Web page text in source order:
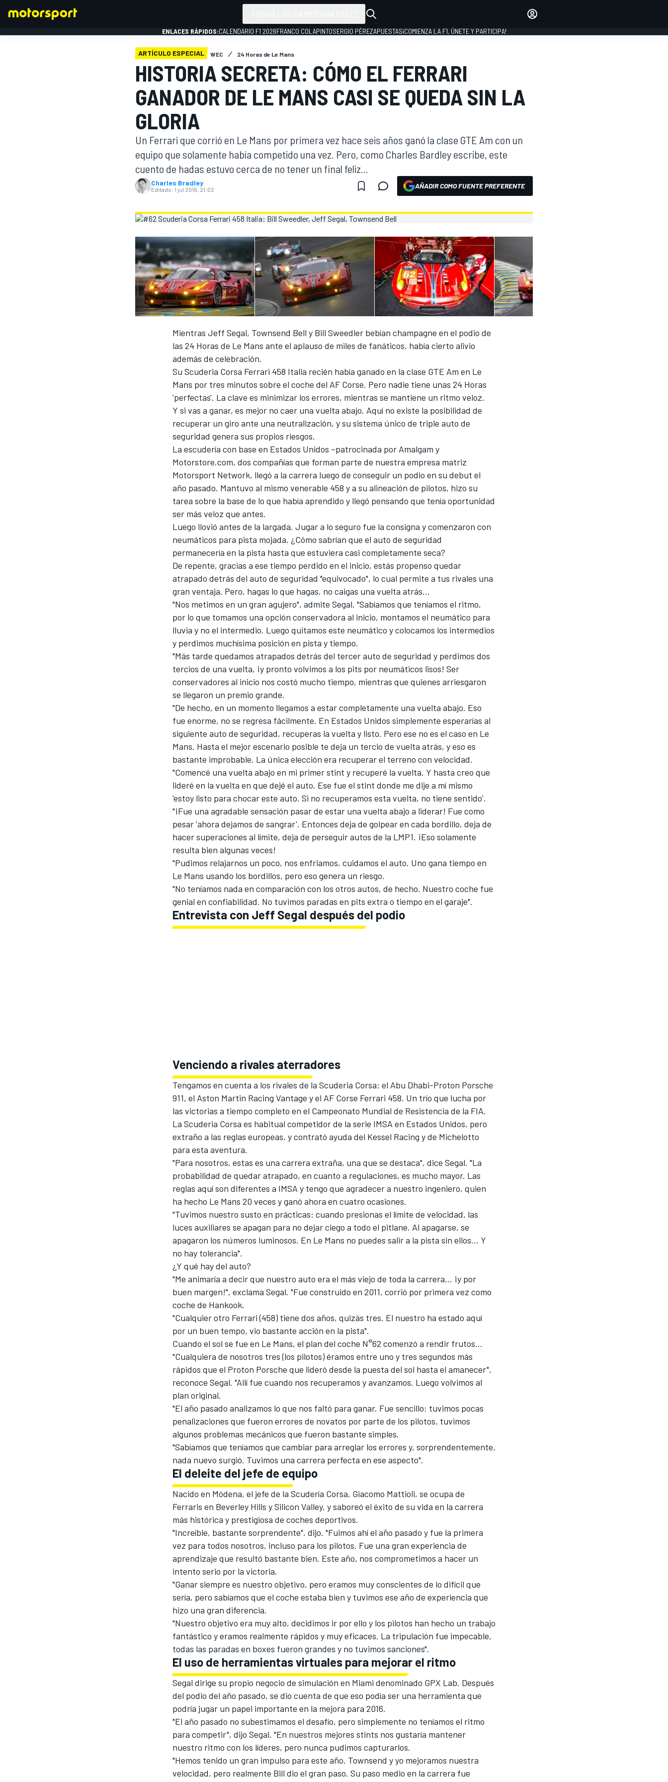
INICIAR SESIÓN
ENLACES RÁPIDOS:CALENDARIO F1 2026FRANCO COLAPINTOSERGIO PÉREZAPUESTAS¡COMIENZA LA F1, ÚNETE Y PARTICIPA!
ARTÍCULO ESPECIAL WEC 24 Horas de Le Mans
HISTORIA SECRETA: CÓMO EL FERRARI
GANADOR DE LE MANS CASI SE QUEDA SIN LA
GLORIA
Un Ferrari que corrió en Le Mans por primera vez hace seis años ganó la clase GTE Am con un
equipo que solamente había competido una vez. Pero, como Charles Bardley escribe, este
cuento de hadas estuvo cerca de no tener un final feliz...
Charles Bradley
Editado: 1 jul 2016, 21:02 AÑADIR COMO FUENTE PREFERENTE
Mientras Jeff Segal, Townsend Bell y Bill Sweedler bebían champagne en el podio de
las 24 Horas de Le Mans ante el aplauso de miles de fanáticos, había cierto alivio
además de celebración.
Su Scuderia Corsa Ferrari 458 Italia recién había ganado en la clase GTE Am en Le
Mans por tres minutos sobre el coche del AF Corse. Pero nadie tiene unas 24 Horas
'perfectas'. La clave es minimizar los errores, mientras se mantiene un ritmo veloz.
Y si vas a ganar, es mejor no caer una vuelta abajo. Aquí no existe la posibilidad de
recuperar un giro ante una neutralización, y su sistema único de triple auto de
seguridad genera sus propios riesgos.
La escudería con base en Estados Unidos –patrocinada por Amalgam y
Motorstore.com, dos compañías que forman parte de nuestra empresa matriz
Motorsport Network, llegó a la carrera luego de conseguir un podio en su debut el
año pasado. Mantuvo al mismo venerable 458 y a su alineación de pilotos, hizo su
tarea sobre la base de lo que había aprendido y llegó pensando que tenía oportunidad
ser más veloz que antes.
Luego llovió antes de la largada. Jugar a lo seguro fue la consigna y comenzaron con
neumáticos para pista mojada. ¿Cómo sabrían que el auto de seguridad
permanecería en la pista hasta que estuviera casi completamente seca?
De repente, gracias a ese tiempo perdido en el inicio, estás propenso quedar
atrapado detrás del auto de seguridad "equivocado", lo cual permite a tus rivales una
gran ventaja. Pero, hagas lo que hagas, no caigas una vuelta atrás...
"Nos metimos en un gran agujero", admite Segal. "Sabíamos que teníamos el ritmo,
por lo que tomamos una opción conservadora al inicio, montamos el neumático para
lluvia y no el intermedio. Luego quitamos este neumático y colocamos los intermedios
y perdimos muchísima posición en pista y tiempo.
"Más tarde quedamos atrapados detrás del tercer auto de seguridad y perdimos dos
tercios de una vuelta, ¡y pronto volvimos a los pits por neumáticos lisos! Ser
conservadores al inicio nos costó mucho tiempo, mientras que quienes arriesgaron
se llegaron un premio grande.
"De hecho, en un momento llegamos a estar completamente una vuelta abajo. Eso
fue enorme, no se regresa fácilmente. En Estados Unidos simplemente esperarías al
siguiente auto de seguridad, recuperas la vuelta y listo. Pero ese no es el caso en Le
Mans. Hasta el mejor escenario posible te deja un tercio de vuelta atrás, y eso es
bastante improbable. La única elección era recuperar el terreno con velocidad.
"Comencé una vuelta abajo en mi primer stint y recuperé la vuelta. Y hasta creo que
lideré en la vuelta en que dejé el auto. Ese fue el stint donde me dije a mí mismo
'estoy listo para chocar este auto. Si no recuperamos esta vuelta, no tiene sentido'.
"¡Fue una agradable sensación pasar de estar una vuelta abajo a liderar! Fue como
pesar 'ahora dejamos de sangrar'. Entonces deja de golpear en cada bordillo, deja de
hacer superaciones al límite, deja de perseguir autos de la LMP1. ¡Eso solamente
resulta bien algunas veces!
"Pudimos relajarnos un poco, nos enfriamos, cuidamos el auto. Uno gana tiempo en
Le Mans usando los bordillos, pero eso genera un riesgo.
"No teníamos nada en comparación con los otros autos, de hecho. Nuestro coche fue
genial en confiabilidad. No tuvimos paradas en pits extra o tiempo en el garaje".
Entrevista con Jeff Segal después del podio
Venciendo a rivales aterradores
Tengamos en cuenta a los rivales de la Scuderia Corsa: el Abu Dhabi-Proton Porsche
911, el Aston Martin Racing Vantage y el AF Corse Ferrari 458. Un trío que lucha por
las victorias a tiempo completo en el Campeonato Mundial de Resistencia de la FIA.
La Scuderia Corsa es habitual competidor de la serie IMSA en Estados Unidos, pero
extraño a las reglas europeas, y contrató ayuda del Kessel Racing y de Michelotto
para esta aventura.
"Para nosotros, estas es una carrera extraña, una que se destaca", dice Segal. "La
probabilidad de quedar atrapado, en cuanto a regulaciones, es mucho mayor. Las
reglas aquí son diferentes a IMSA y tengo que agradecer a nuestro ingeniero, quien
ha hecho Le Mans 20 veces y ganó ahora en cuatro ocasiones.
"Tuvimos nuestro susto en prácticas: cuando presionas el límite de velocidad, las
luces auxiliares se apagan para no dejar ciego a todo el pitlane. Al apagarse, se
apagaron los números luminosos. En Le Mans no puedes salir a la pista sin ellos... Y
no hay tolerancia".
¿Y qué hay del auto?
"Me animaría a decir que nuestro auto era el más viejo de toda la carrera... ¡y por
buen margen!", exclama Segal. "Fue construido en 2011, corrió por primera vez como
coche de Hankook.
"Cualquier otro Ferrari (458) tiene dos años, quizás tres. El nuestro ha estado aquí
por un buen tempo, vio bastante acción en la pista".
Cuando el sol se fue en Le Mans, el plan del coche N°62 comenzó a rendir frutos...
"Cualquiera de nosotros tres (los pilotos) éramos entre uno y tres segundos más
rápidos que el Proton Porsche que lideró desde la puesta del sol hasta el amanecer",
reconoce Segal. "Allí fue cuando nos recuperamos y avanzamos. Luego volvimos al
plan original.
"El año pasado analizamos lo que nos faltó para ganar. Fue sencillo: tuvimos pocas
penalizaciones que fueron errores de novatos por parte de los pilotos, tuvimos
algunos problemas mecánicos que fueron bastante simples.
"Sabíamos que teníamos que cambiar para arreglar los errores y, sorprendentemente,
nada nuevo surgió. Tuvimos una carrera perfecta en ese aspecto".
El deleite del jefe de equipo
Nacido en Módena, el jefe de la Scudería Corsa, Giacomo Mattioli, se ocupa de
Ferraris en Beverley Hills y Silicon Valley, y saboreó el éxito de su vida en la carrera
más histórica y prestigiosa de coches deportivos.
"Increíble, bastante sorprendente", dijo. "Fuimos ahí el año pasado y fue la primera
vez para todos nosotros, incluso para los pilotos. Fue una gran experiencia de
aprendizaje que resultó bastante bien. Este año, nos comprometimos a hacer un
intento serio por la victoria.
"Ganar siempre es nuestro objetivo, pero eramos muy conscientes de lo difícil que
sería, pero sabíamos que el coche estaba bien y tuvimos ese año de experiencia que
hizo una gran diferencia.
"Nuestro objetivo era muy alto, decidimos ir por ello y los pilotos han hecho un trabajo
fantástico y eramos realmente rápidos y muy eficaces. La tripulación fue impecable,
todas las paradas en boxes fueron grandes y no tuvimos sanciones".
El uso de herramientas virtuales para mejorar el ritmo
Segal dirige su propio negocio de simulación en Miami denominado GPX Lab. Después
del podio del año pasado, se dio cuenta de que eso podía ser una herramienta que
podría jugar un papel importante en la mejora para 2016.
"El año pasado no subestimamos el desafío, pero simplemente no teníamos el ritmo
para competir", dijo Segal. "En nuestros mejores stints nos gustaría mantener
nuestro ritmo con los líderes, pero nunca pudimos capturarlos.
"Hemos tenido un gran impulso para este año. Townsend y yo mejoramos nuestra
velocidad, pero realmente Bill dio el gran paso. Su paso medio en la carrera fue